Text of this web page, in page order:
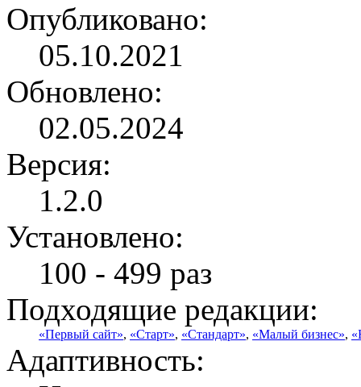
Опубликовано:
05.10.2021
Обновлено:
02.05.2024
Версия:
1.2.0
Установлено:
100 - 499 раз
Подходящие редакции:
«Первый сайт», «Старт», «Стандарт», «Малый бизнес»,
Адаптивность: